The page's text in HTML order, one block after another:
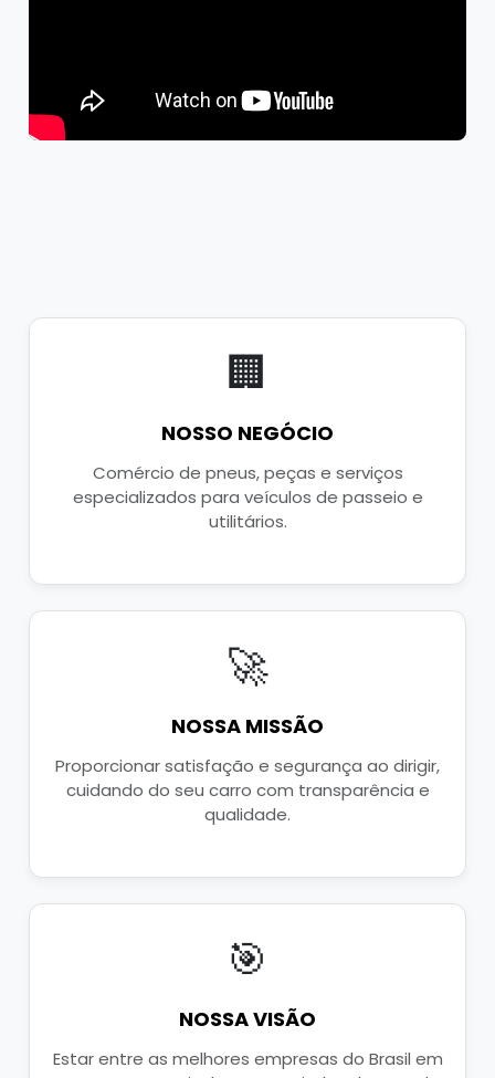
🏢
NOSSO NEGÓCIO
Comércio de pneus, peças e serviços
especializados para veículos de passeio e
utilitários.
🚀
NOSSA MISSÃO
Proporcionar satisfação e segurança ao dirigir,
cuidando do seu carro com transparência e
qualidade.
🎯
NOSSA VISÃO
Estar entre as melhores empresas do Brasil em